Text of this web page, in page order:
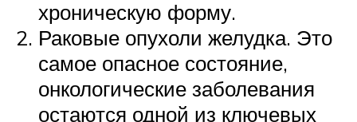
хроническую форму.
Раковые опухоли желудка. Это
самое опасное состояние,
онкологические заболевания
остаются одной из ключевых